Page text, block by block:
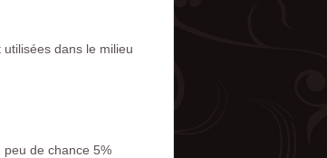
dans le milieu
peu de chance 5%